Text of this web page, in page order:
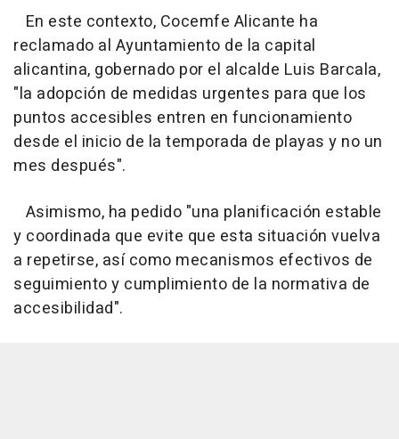
En este contexto, Cocemfe Alicante ha
reclamado al Ayuntamiento de la capital
alicantina, gobernado por el alcalde Luis Barcala,
"la adopción de medidas urgentes para que los
puntos accesibles entren en funcionamiento
desde el inicio de la temporada de playas y no un
mes después".
Asimismo, ha pedido "una planificación estable
y coordinada que evite que esta situación vuelva
a repetirse, así como mecanismos efectivos de
seguimiento y cumplimiento de la normativa de
accesibilidad".